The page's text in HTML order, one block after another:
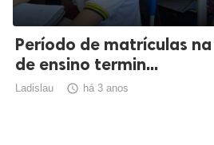
Período de matrículas
de ensino termin...
Ladislau  há 3 anos